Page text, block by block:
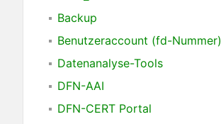
Backup
Benutzeraccount (fd-Nummer)
Datenanalyse-Tools
DFN-AAI
DFN-CERT Portal